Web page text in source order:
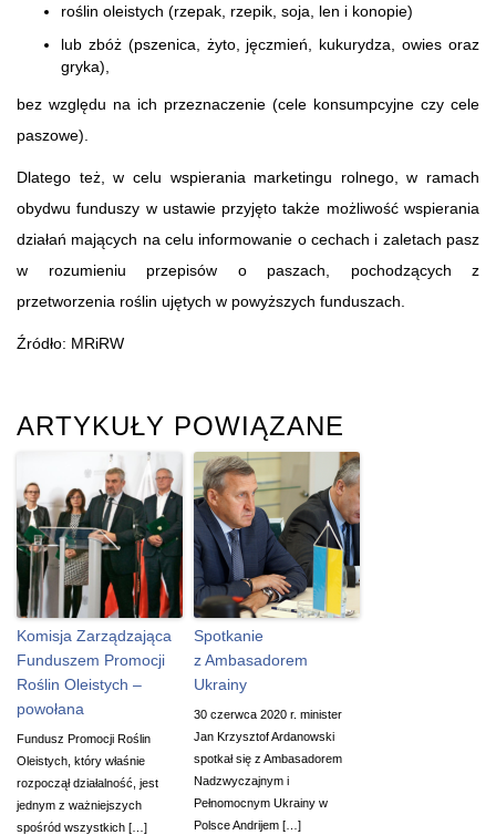
roślin oleistych (rzepak, rzepik, soja, len i konopie)
lub zbóż (pszenica, żyto, jęczmień, kukurydza, owies oraz
gryka),
bez względu na ich przeznaczenie (cele konsumpcyjne czy cele
paszowe).
Dlatego też, w celu wspierania marketingu rolnego, w ramach
obydwu funduszy w ustawie przyjęto także możliwość wspierania
działań mających na celu informowanie o cechach i zaletach pasz
w rozumieniu przepisów o paszach, pochodzących z
przetworzenia roślin ujętych w powyższych funduszach.
Źródło: MRiRW
ARTYKUŁY POWIĄZANE
Komisja Zarządzająca
Funduszem Promocji
Roślin Oleistych –
powołana
Fundusz Promocji Roślin
Oleistych, który właśnie
rozpoczął działalność, jest
jednym z ważniejszych
spośród wszystkich […]
Spotkanie
z Ambasadorem
Ukrainy
30 czerwca 2020 r. minister
Jan Krzysztof Ardanowski
spotkał się z Ambasadorem
Nadzwyczajnym i
Pełnomocnym Ukrainy w
Polsce Andrijem […]